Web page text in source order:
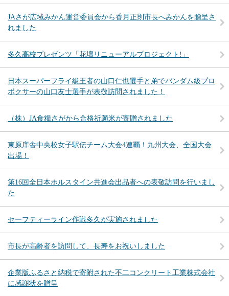
JAさが広域みかん運営委員会から香月正則市長へみかんを贈呈さ
れました
多久高校プレゼンツ「花壇リニューアルプロジェクト!」
日本スーパーフライ級王者の山口仁也選手と弟でバンダム級プロ
ボクサーの山口友士選手が表敬訪問されました！
（株）JA食糧さがから合格祈願米が寄贈されました
東原庠舎中央校女子駅伝チーム大会4連覇！九州大会、全国大会
出場！
第16回全日本ホルスタイン共進会出品者への表敬訪問を行いまし
た
セーフティーライン作戦多久が実施されました
市長が高齢者を訪問して、長寿をお祝いしました
企業版ふるさと納税で寄附された不二コンクリート工業株式会社
に感謝状を贈呈